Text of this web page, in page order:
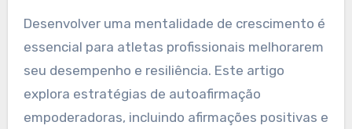
Desenvolver uma mentalidade de crescimento é
essencial para atletas profissionais melhorarem
seu desempenho e resiliência. Este artigo
explora estratégias de autoafirmação
empoderadoras, incluindo afirmações positivas e